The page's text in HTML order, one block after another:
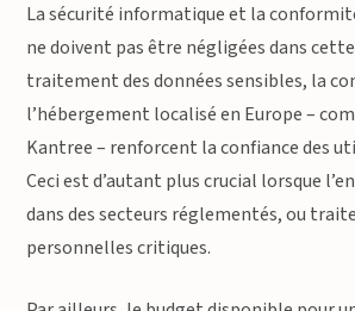
La sécurité informatique et la
ne doivent pas être négligées dans
traitement des données sensibles, la
l’hébergement localisé en Europe –
Kantree – renforcent la confiance des
Ceci est d’autant plus crucial lorsque
dans des secteurs réglementés, ou
personnelles critiques.